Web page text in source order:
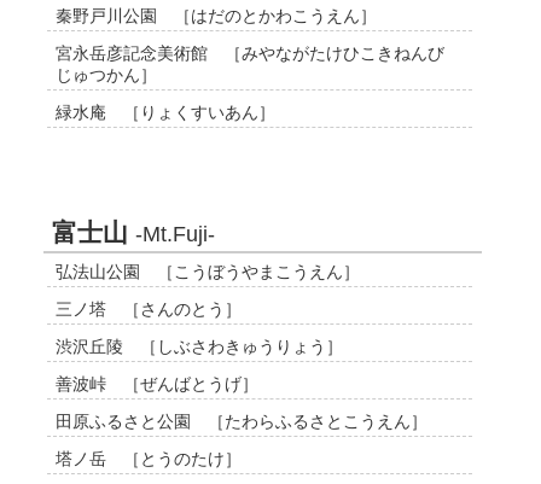
秦野戸川公園 ［はだのとかわこうえん］
宮永岳彦記念美術館 ［みやながたけひこきねんび
じゅつかん］
緑水庵 ［りょくすいあん］
富士山-Mt.Fuji-
弘法山公園 ［こうぼうやまこうえん］
三ノ塔 ［さんのとう］
渋沢丘陵 ［しぶさわきゅうりょう］
善波峠 ［ぜんばとうげ］
田原ふるさと公園 ［たわらふるさとこうえん］
塔ノ岳 ［とうのたけ］